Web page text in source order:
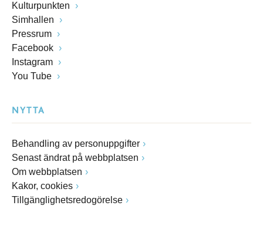
Kulturpunkten
Simhallen
Pressrum
Facebook
Instagram
You Tube
NYTTA
Behandling av personuppgifter
Senast ändrat på webbplatsen
Om webbplatsen
Kakor, cookies
Tillgänglighetsredogörelse